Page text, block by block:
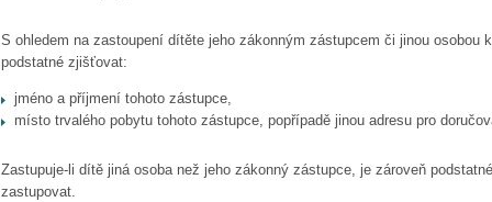
S ohledem na zastoupení dítěte jeho zákonným zástupcem či jinou osobou
podstatné zjišťovat:
jméno a příjmení tohoto zástupce,
místo trvalého pobytu tohoto zástupce, popřípadě jinou adresu pro
Zastupuje-li dítě jiná osoba než jeho zákonný zástupce, je zároveň
zastupovat.